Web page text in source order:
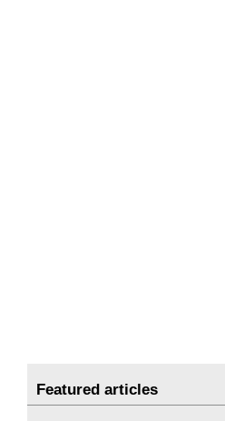
Featured articles